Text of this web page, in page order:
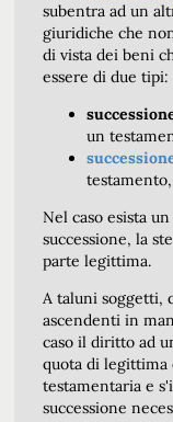
subentra ad un
giuridiche che
di vista dei beni
essere di due tipi:
un
Nel caso esista
successione, la
parte legittima.
A taluni soggetti,
ascendenti in
caso il diritto ad
quota di legittima
testamentaria e
successione